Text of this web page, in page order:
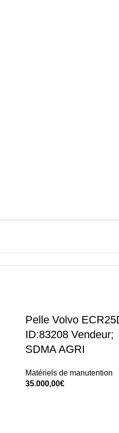
Pelle Volvo
ID:83208 Vendeur;
SDMA AGRI
Matériels de manutention
35.000,00€